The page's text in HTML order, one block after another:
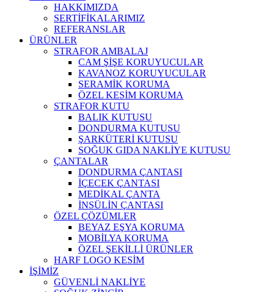
HAKKIMIZDA
SERTİFİKALARIMIZ
REFERANSLAR
ÜRÜNLER
STRAFOR AMBALAJ
CAM ŞİŞE KORUYUCULAR
KAVANOZ KORUYUCULAR
SERAMİK KORUMA
ÖZEL KESİM KORUMA
STRAFOR KUTU
BALIK KUTUSU
DONDURMA KUTUSU
ŞARKÜTERİ KUTUSU
SOĞUK GIDA NAKLİYE KUTUSU
ÇANTALAR
DONDURMA ÇANTASI
İÇECEK ÇANTASI
MEDİKAL ÇANTA
İNSÜLİN ÇANTASI
ÖZEL ÇÖZÜMLER
BEYAZ EŞYA KORUMA
MOBİLYA KORUMA
ÖZEL ŞEKİLLİ ÜRÜNLER
HARF LOGO KESİM
İŞİMİZ
GÜVENLİ NAKLİYE